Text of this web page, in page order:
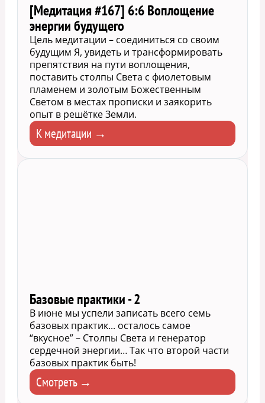
[Медитация #167] 6:6 Воплощение
энергии будущего
Цель медитации – соединиться со своим
будущим Я, увидеть и трансформировать
препятствия на пути воплощения,
поставить столпы Света с фиолетовым
пламенем и золотым Божественным
Светом в местах прописки и заякорить
опыт в решётке Земли.
К медитации →
Базовые практики - 2
В июне мы успели записать всего семь
базовых практик... осталось самое
“вкусное” – Столпы Света и генератор
сердечной энергии… Так что второй части
базовых практик быть!
Смотреть →